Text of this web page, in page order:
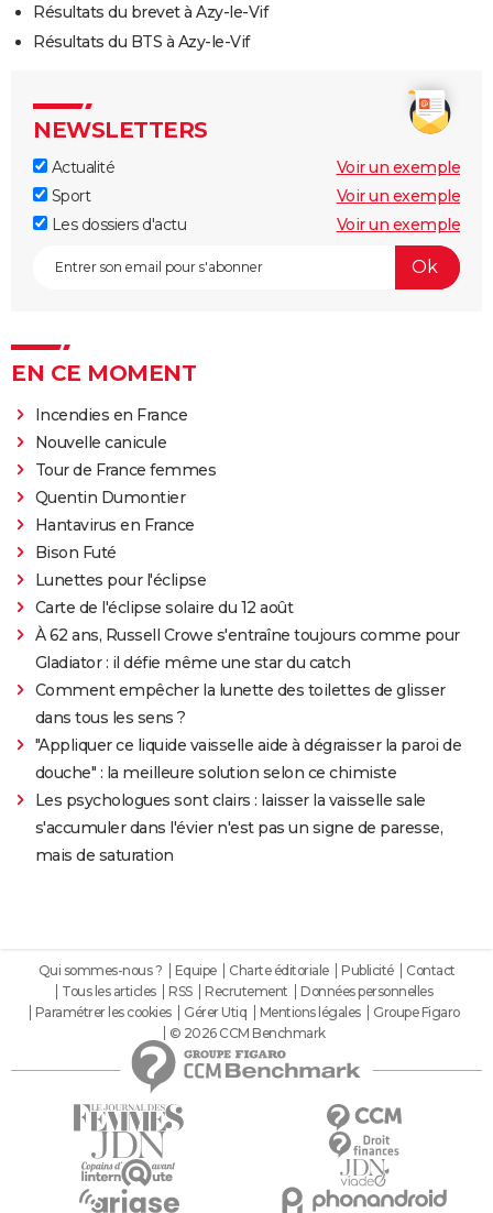
Résultats du brevet à Azy-le-Vif
Résultats du BTS à Azy-le-Vif
NEWSLETTERS
Actualité
Voir un exemple
Sport
Voir un exemple
Les dossiers d'actu
Voir un exemple
EN CE MOMENT
Incendies en France
Nouvelle canicule
Tour de France femmes
Quentin Dumontier
Hantavirus en France
Bison Futé
Lunettes pour l'éclipse
Carte de l'éclipse solaire du 12 août
À 62 ans, Russell Crowe s'entraîne toujours comme pour
Gladiator : il défie même une star du catch
Comment empêcher la lunette des toilettes de glisser
dans tous les sens ?
"Appliquer ce liquide vaisselle aide à dégraisser la paroi de
douche" : la meilleure solution selon ce chimiste
Les psychologues sont clairs : laisser la vaisselle sale
s'accumuler dans l'évier n'est pas un signe de paresse,
mais de saturation
Qui sommes-nous ? Equipe Charte éditoriale Publicité
Contact
Tous les articles
RSS Recrutement
Données personnelles
Paramétrer les cookies
Gérer Utiq Mentions légales
Groupe Figaro
© 2026 CCM Benchmark